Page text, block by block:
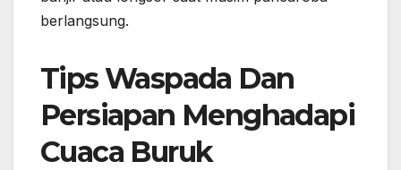
berlangsung.
Tips Waspada Dan
Persiapan Menghadapi
Cuaca Buruk